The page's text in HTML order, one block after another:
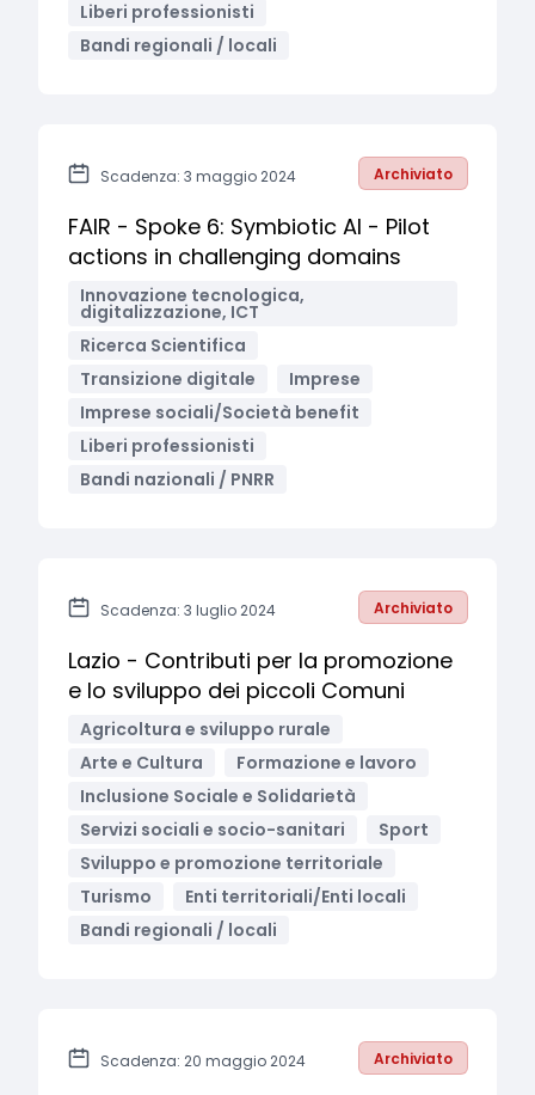
Liberi professionisti
Bandi regionali / locali
Scadenza: 3 maggio 2024 Archiviato
FAIR - Spoke 6: Symbiotic AI - Pilot
actions in challenging domains
Innovazione tecnologica,
digitalizzazione, ICT
Ricerca Scientifica
Transizione digitale
Imprese
Imprese sociali/Società benefit
Liberi professionisti
Bandi nazionali / PNRR
Scadenza: 3 luglio 2024 Archiviato
Lazio - Contributi per la promozione
e lo sviluppo dei piccoli Comuni
Agricoltura e sviluppo rurale
Arte e Cultura
Formazione e lavoro
Inclusione Sociale e Solidarietà
Servizi sociali e socio-sanitari
Sport
Sviluppo e promozione territoriale
Turismo
Enti territoriali/Enti locali
Bandi regionali / locali
Scadenza: 20 maggio 2024 Archiviato